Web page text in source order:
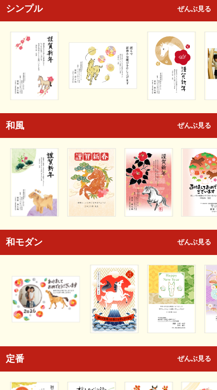
シンプル ぜんぶ見る
和風 ぜんぶ見る
和モダン ぜんぶ見る
定番 ぜんぶ見る